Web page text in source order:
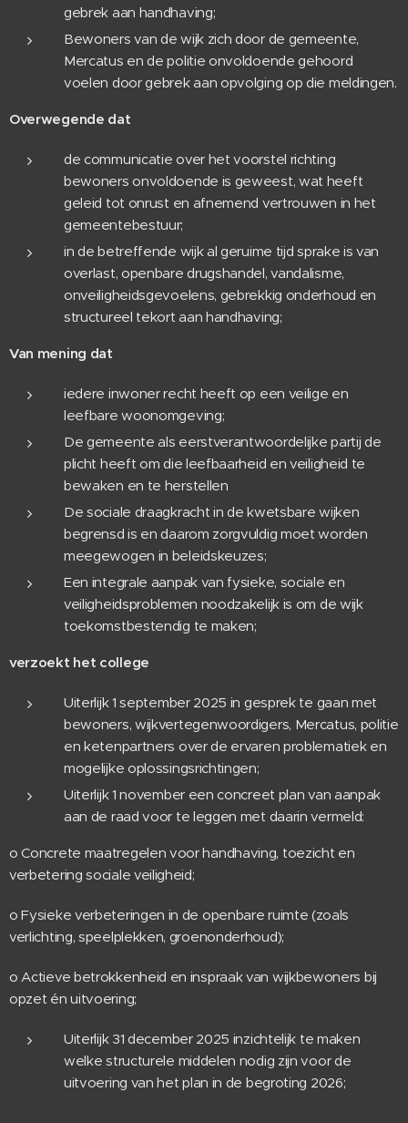
gebrek aan handhaving;
Bewoners van de wijk zich door de gemeente,
Mercatus en de politie onvoldoende gehoord
voelen door gebrek aan opvolging op die meldingen.
Overwegende dat
de communicatie over het voorstel richting
bewoners onvoldoende is geweest, wat heeft
geleid tot onrust en afnemend vertrouwen in het
gemeentebestuur;
in de betreffende wijk al geruime tijd sprake is van
overlast, openbare drugshandel, vandalisme,
onveiligheidsgevoelens, gebrekkig onderhoud en
structureel tekort aan handhaving;
Van mening dat
iedere inwoner recht heeft op een veilige en
leefbare woonomgeving;
De gemeente als eerstverantwoordelijke partij de
plicht heeft om die leefbaarheid en veiligheid te
bewaken en te herstellen
De sociale draagkracht in de kwetsbare wijken
begrensd is en daarom zorgvuldig moet worden
meegewogen in beleidskeuzes;
Een integrale aanpak van fysieke, sociale en
veiligheidsproblemen noodzakelijk is om de wijk
toekomstbestendig te maken;
verzoekt het college
Uiterlijk 1 september 2025 in gesprek te gaan met
bewoners, wijkvertegenwoordigers, Mercatus, politie
en ketenpartners over de ervaren problematiek en
mogelijke oplossingsrichtingen;
Uiterlijk 1 november een concreet plan van aanpak
aan de raad voor te leggen met daarin vermeld:
o Concrete maatregelen voor handhaving, toezicht en
verbetering sociale veiligheid;
o Fysieke verbeteringen in de openbare ruimte (zoals
verlichting, speelplekken, groenonderhoud);
o Actieve betrokkenheid en inspraak van wijkbewoners bij
opzet én uitvoering;
Uiterlijk 31 december 2025 inzichtelijk te maken
welke structurele middelen nodig zijn voor de
uitvoering van het plan in de begroting 2026;